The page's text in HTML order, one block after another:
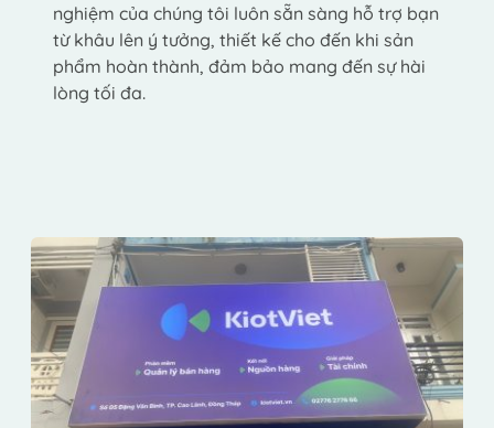
nghiệm của chúng tôi luôn sẵn sàng hỗ trợ bạn
từ khâu lên ý tưởng, thiết kế cho đến khi sản
phẩm hoàn thành, đảm bảo mang đến sự hài
lòng tối đa.